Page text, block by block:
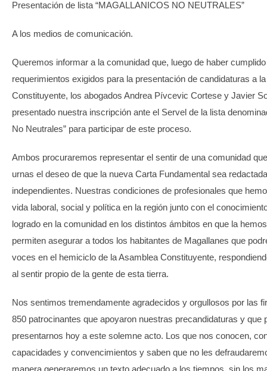
Presentación de lista “MAGALLANICOS NO NEUTRALES”
A los medios de comunicación.
Queremos informar a la comunidad que, luego de haber
requerimientos exigidos para la presentación de candidaturas a
Constituyente, los abogados Andrea Pívcevic Cortese y Javier
presentado nuestra inscripción ante el Servel de la lista
No Neutrales” para participar de este proceso.
Ambos procuraremos representar el sentir de una comunidad
urnas el deseo de que la nueva Carta Fundamental sea
independientes. Nuestras condiciones de profesionales que
vida laboral, social y política en la región junto con el
logrado en la comunidad en los distintos ámbitos en que la
permiten asegurar a todos los habitantes de Magallanes que
voces en el hemiciclo de la Asamblea Constituyente,
al sentir propio de la gente de esta tierra.
Nos sentimos tremendamente agradecidos y orgullosos por las
850 patrocinantes que apoyaron nuestras precandidaturas y que
presentarnos hoy a este solemne acto. Los que nos conocen,
capacidades y convencimientos y saben que no les